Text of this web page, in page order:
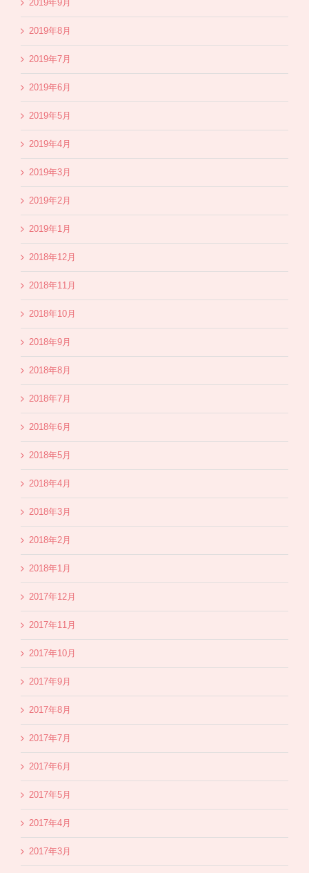
2019年9月
2019年8月
2019年7月
2019年6月
2019年5月
2019年4月
2019年3月
2019年2月
2019年1月
2018年12月
2018年11月
2018年10月
2018年9月
2018年8月
2018年7月
2018年6月
2018年5月
2018年4月
2018年3月
2018年2月
2018年1月
2017年12月
2017年11月
2017年10月
2017年9月
2017年8月
2017年7月
2017年6月
2017年5月
2017年4月
2017年3月